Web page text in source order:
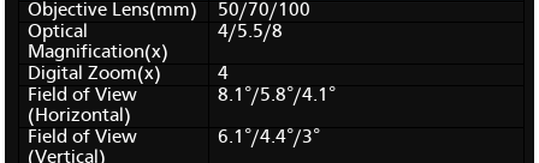
Objective Lens(mm)
50/70/100
Optical
Magnification(x)
4/5.5/8
Digital Zoom(x)
4
Field of View
(Horizontal)
8.1°/5.8°/4.1°
Field of View
(Vertical)
6.1°/4.4°/3°